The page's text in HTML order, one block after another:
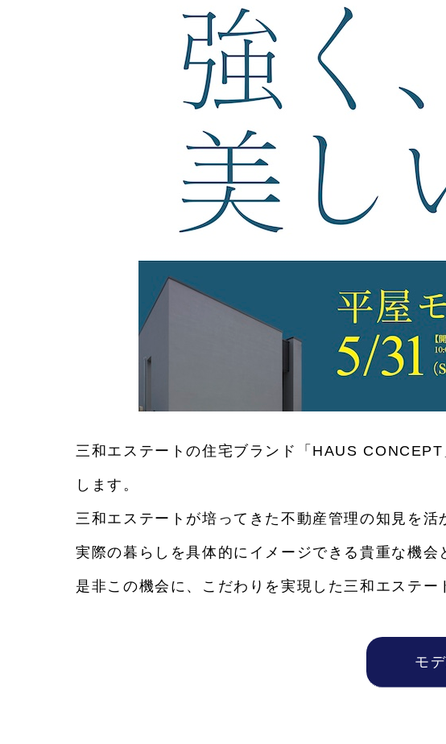
三和エステートの住宅ブランド「HAUS
します。
三和エステートが培ってきた不動産管理の知見を
実際の暮らしを具体的にイメージできる貴重な機会
是非この機会に、こだわりを実現した三和エステー
モ